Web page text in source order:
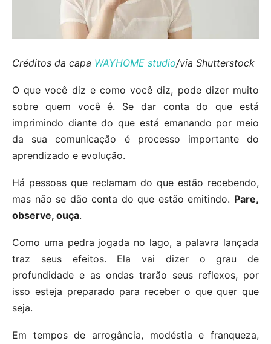
Créditos da capa WAYHOME studio/via Shutterstock
O que você diz e como você diz, pode dizer muito
sobre quem você é. Se dar conta do que está
imprimindo diante do que está emanando por meio
da sua comunicação é processo importante do
aprendizado e evolução.
Há pessoas que reclamam do que estão recebendo,
mas não se dão conta do que estão emitindo. Pare,
observe, ouça.
Como uma pedra jogada no lago, a palavra lançada
traz seus efeitos. Ela vai dizer o grau de
profundidade e as ondas trarão seus reflexos, por
isso esteja preparado para receber o que quer que
seja.
Em tempos de arrogância, modéstia e franqueza,